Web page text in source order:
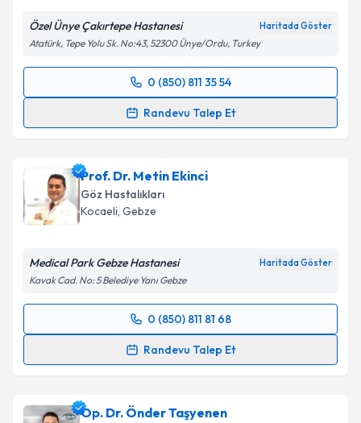
Özel Ünye Çakırtepe Hastanesi Haritada Göster
Atatürk, Tepe Yolu Sk. No:43, 52300 Ünye/Ordu, Turkey
0 (850) 811 35 54
Randevu Talep Et
Randevu Takvimi Talebi
için bir takvim hazırlandığında e-posta ile
bilgilendireceğiz.
E-posta Adresiniz
Kişisel verilerimin işlenmesine ilişkinAydınlatma
'ni okudum ve kişisel verilerimin belirtilen
kapsamda işlenmesini kabul ediyorum.
Prof. Dr. Metin Ekinci
Göz Hastalıkları
Kocaeli, Gebze
Medical Park Gebze Hastanesi Haritada Göster
Kavak Cad. No: 5 Belediye Yanı Gebze
0 (850) 811 81 68
Randevu Talep Et
Randevu Takvimi Talebi
takvim hazırlandığında e-posta ile bilgilendireceğiz.
Op. Dr. Önder Taşyenen